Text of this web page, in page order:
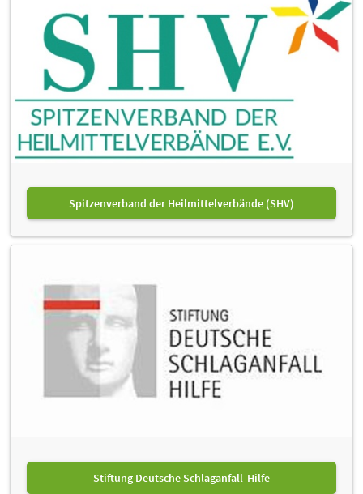
Spitzenverband der Heilmittelverbände (SHV)
Stiftung Deutsche Schlaganfall-Hilfe